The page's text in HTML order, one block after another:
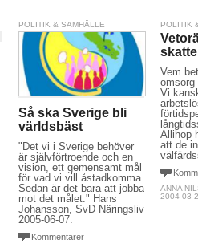
POLITIK & SAMHÄLLE
Så ska Sverige bli
världsbäst
"Det vi i Sverige behöver
är självförtroende och en
vision, ett gemensamt mål
för vad vi vill åstadkomma.
Sedan är det bara att jobba
mot det målet." Hans
Johansson, SvD Näringsliv
2005-06-07.
Kommentarer
POLITIK
Vem
omsorg
Vi
Allihop
att de
ANNA
2004-03-